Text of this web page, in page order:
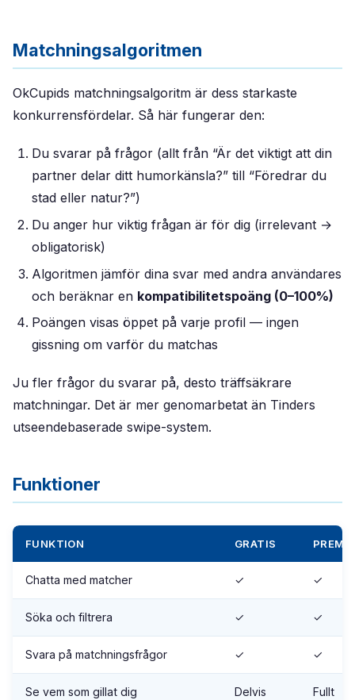
Matchningsalgoritmen
OkCupids matchningsalgoritm är dess starkaste
konkurrensfördelar. Så här fungerar den:
Du svarar på frågor (allt från “Är det viktigt att din
partner delar ditt humorkänsla?” till “Föredrar du
stad eller natur?”)
Du anger hur viktig frågan är för dig (irrelevant →
obligatorisk)
Algoritmen jämför dina svar med andra användares
och beräknar en kompatibilitetspoäng (0–100%)
Poängen visas öppet på varje profil — ingen
gissning om varför du matchas
Ju fler frågor du svarar på, desto träffsäkrare
matchningar. Det är mer genomarbetat än Tinders
utseendebaserade swipe-system.
Funktioner
FUNKTION GRATIS
Chatta med matcher ✓ ✓
Söka och filtrera ✓ ✓
Svara på matchningsfrågor ✓ ✓
Se vem som gillat dig Delvis Fullt